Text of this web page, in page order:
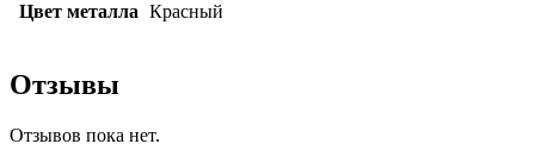
Цвет металла Красный
Отзывы
Отзывов пока нет.